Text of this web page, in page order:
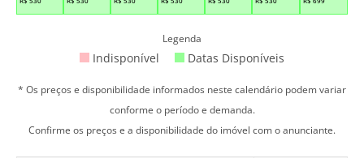
Legenda
Indisponível Datas Disponíveis
* Os preços e disponibilidade informados neste calendário podem variar
conforme o período e demanda.
Confirme os preços e a disponibilidade do imóvel com o anunciante.